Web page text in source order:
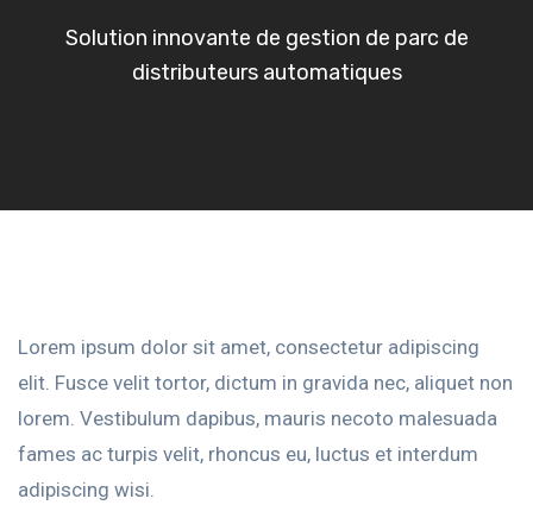
Solution innovante de gestion de parc de
distributeurs automatiques
Lorem ipsum dolor sit amet, consectetur adipiscing
elit. Fusce velit tortor, dictum in gravida nec, aliquet non
lorem. Vestibulum dapibus, mauris necoto malesuada
fames ac turpis velit, rhoncus eu, luctus et interdum
adipiscing wisi.